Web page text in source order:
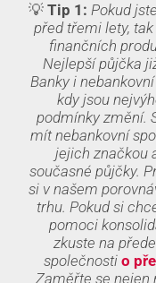
💡Tip 1: Pokud
před třemi lety,
finančních
Nejlepší půjčka
Banky i
kdy jsou
podmínky změní.
mít nebankovní
jejich značkou
současné půjčky.
si v našem
trhu. Pokud si
pomoci
zkuste na
společnosti o
Zaměřte se nejen